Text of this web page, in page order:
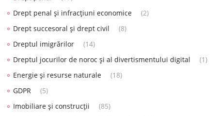
Drept penal și infracțiuni economice
(2)
Drept succesoral și drept civil
(8)
Dreptul imigrărilor
(14)
Dreptul jocurilor de noroc și al divertismentului digital
(1)
Energie și resurse naturale
(18)
GDPR
(5)
Imobiliare și construcții
(85)